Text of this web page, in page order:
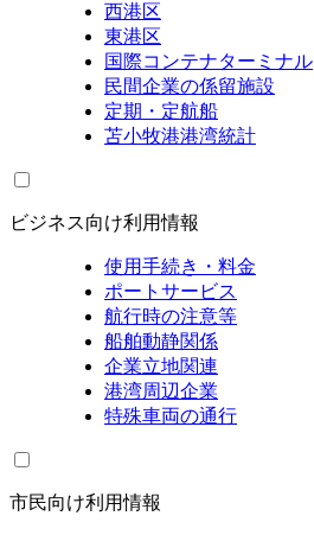
西港区
東港区
国際コンテナターミナル
民間企業の係留施設
定期・定航船
苫小牧港港湾統計
ビジネス向け利用情報
使用手続き・料金
ポートサービス
航行時の注意等
船舶動静関係
企業立地関連
港湾周辺企業
特殊車両の通行
市民向け利用情報